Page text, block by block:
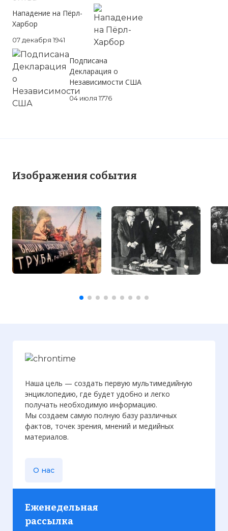
Нападение на Пёрл-
Харбор
07 декабря 1941
Подписана
Декларация о
Независимости США
04 июля 1776
Изображения события
Наша цель — создать первую мультимедийную
энциклопедию, где будет удобно и легко
получать необходимую информацию.
Мы создаем самую полную базу различных
фактов, точек зрения, мнений и медийных
материалов.
О нас
Еженедельная
рассылка